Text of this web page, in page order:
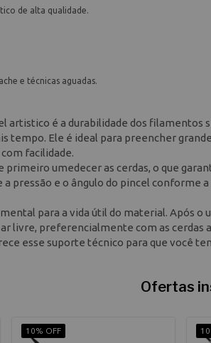
de alta qualidade.
e técnicas aguadas.
artistico é a durabilidade dos filamentos
tempo. Ele é ideal para preencher
facilidade.
primeiro umedecer as cerdas, o que
pressão e o ângulo do pincel conforme
para a vida útil do material. Após o
livre, preferencialmente com as
esse suporte técnico para que você
Ofertas
10% OFF